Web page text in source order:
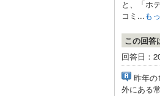
と、「ホ
コミ...も
この回答
回答日：
昨年の
外にある